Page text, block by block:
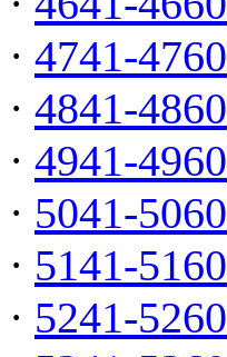
· 4741-4760
· 4841-4860
· 4941-4960
· 5041-5060
· 5141-5160
· 5241-5260